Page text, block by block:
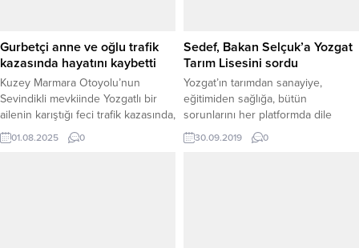
Gurbetçi anne ve oğlu trafik
kazasında hayatını kaybetti
Kuzey Marmara Otoyolu’nun
Sevindikli mevkiinde Yozgatlı bir
ailenin karıştığı feci trafik kazasında,
34 yaşındaki Yeter Atak ile 7
yaşındaki oğlu Emirhan Atak
01.08.2025 0
Sedef, Bakan Selçuk’a Yozgat
Tarım Lisesini sordu
Yozgat’ın tarımdan sanayiye,
eğitimiden sağlığa, bütün
sorunlarını her platformda dile
getiren Milliyetçi Hareket Partisi
(MHP) Yozgat Milletvekili Ethem
30.09.2019 0